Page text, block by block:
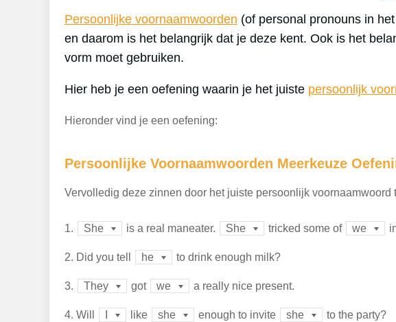
Persoonlijke voornaamwoorden (of personal pronouns in
en daarom is het belangrijk dat je deze kent. Ook is het
vorm moet gebruiken.
Hier heb je een oefening waarin je het juiste persoonlijk
Hieronder vind je een oefening:
Persoonlijke Voornaamwoorden Meerkeuze
Vervolledig deze zinnen door het juiste persoonlijk voornaamwoord
1. She is a real maneater. She tricked some of we
2. Did you tell he to drink enough milk?
3. They got we a really nice present.
4. Will like she enough to invite she to the party?